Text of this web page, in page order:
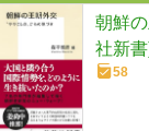
朝鮮
社新
58